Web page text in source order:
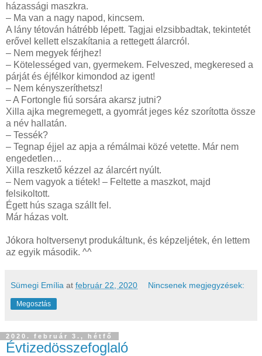
házassági maszkra.
– Ma van a nagy napod, kincsem.
A lány tétován hátrébb lépett. Tagjai elzsibbadtak, tekintetét
erővel kellett elszakítania a rettegett álarcról.
– Nem megyek férjhez!
– Kötelességed van, gyermekem. Felveszed, megkeresed a
párját és éjfélkor kimondod az igent!
– Nem kényszeríthetsz!
– A Fortongle fiú sorsára akarsz jutni?
Xilla ajka megremegett, a gyomrát jeges kéz szorította össze
a név hallatán.
– Tessék?
– Tegnap éjjel az apja a rémálmai közé vetette. Már nem
engedetlen…
Xilla reszkető kézzel az álarcért nyúlt.
– Nem vagyok a tiétek! – Feltette a maszkot, majd
felsikoltott.
Égett hús szaga szállt fel.
Már házas volt.
Jókora holtversenyt produkáltunk, és képzeljétek, én lettem
az egyik második. ^^
Sümegi Emília at február 22, 2020 Nincsenek megjegyzések:
Megosztás
2020. február 3., hétfő
Évtizedösszefoglaló